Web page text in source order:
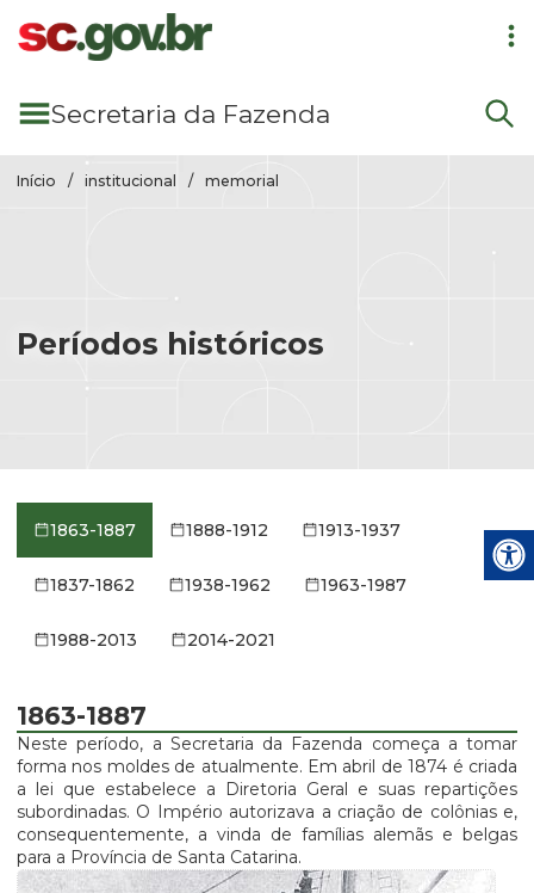
Pular para conteúdo principal
Secretaria da Fazenda
Início institucional memorial
Períodos históricos
1863-1887 1888-1912 1913-1937
1837-1862 1938-1962 1963-1987
1988-2013 2014-2021
1863-1887
Neste período, a Secretaria da Fazenda começa a tomar
forma nos moldes de atualmente. Em abril de 1874 é criada
a lei que estabelece a Diretoria Geral e suas repartições
subordinadas. O Império autorizava a criação de colônias e,
consequentemente, a vinda de famílias alemãs e belgas
para a Província de Santa Catarina.